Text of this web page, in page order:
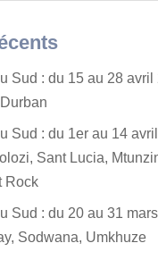
Sud : du 15 au 28 avril
Sud : du 1er au 14
Sant Lucia,
Rock
Sud : du 20 au 31
Sodwana, Umkhuze